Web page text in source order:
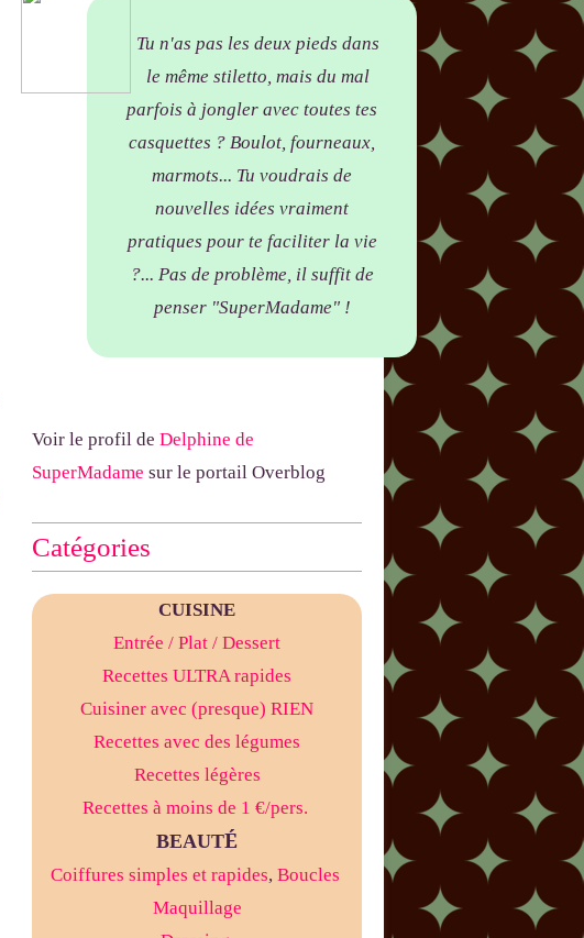
Tu n'as pas les deux pieds dans
le même stiletto, mais du mal
parfois à jongler avec toutes tes
casquettes ? Boulot, fourneaux,
marmots... Tu voudrais de
nouvelles idées vraiment
pratiques pour te faciliter la vie
?... Pas de problème, il suffit de
penser "SuperMadame" !
Voir le profil de Delphine de
SuperMadame sur le portail Overblog
Catégories
CUISINE
Entrée / Plat / Dessert
Recettes ULTRA rapides
Cuisiner avec (presque) RIEN
Recettes avec des légumes
Recettes légères
Recettes à moins de 1 €/pers.
BEAUTÉ
Coiffures simples et rapides, Boucles
Maquillage